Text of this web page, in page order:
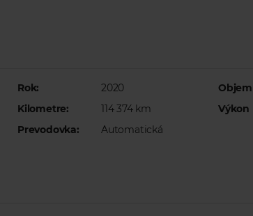
Rok:
2020
Kilometre:
114 374 km
Prevodovka:
Automatická
Výkon